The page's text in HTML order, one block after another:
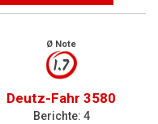
Ø Note
1.7
Deutz-Fahr 3580
Berichte: 4